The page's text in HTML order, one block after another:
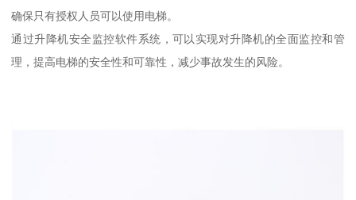
确保只有授权人员可以使用电梯。
通过升降机安全监控软件系统，可以实现对升降机的全面监控和管
理，提高电梯的安全性和可靠性，减少事故发生的风险。